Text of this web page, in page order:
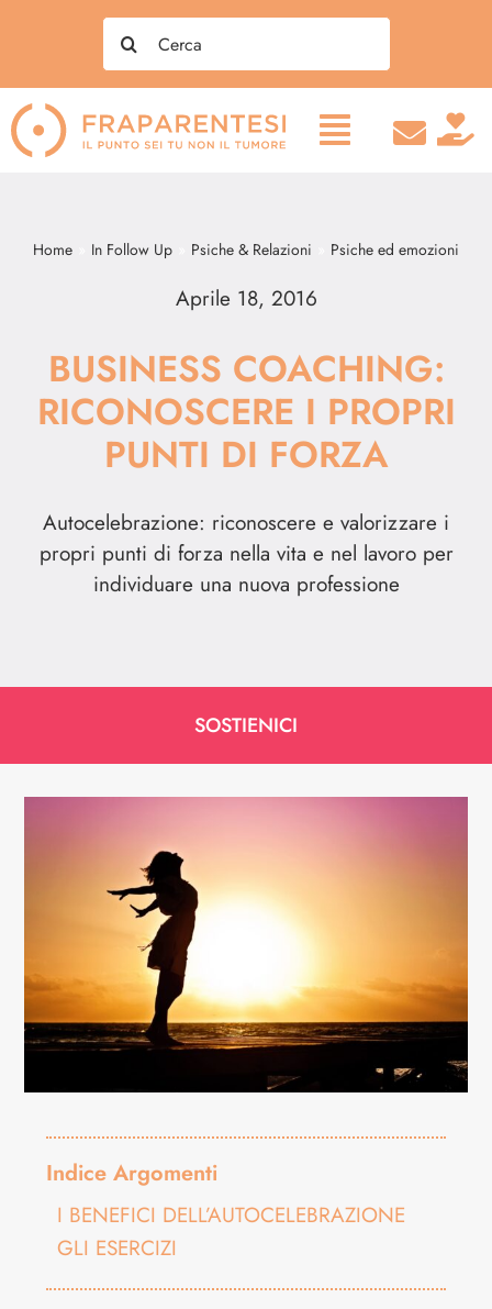
Search
for:
Home In Follow Up Psiche & Relazioni Psiche ed emozioni
Aprile 18, 2016
BUSINESS COACHING:
RICONOSCERE I PROPRI
PUNTI DI FORZA
Autocelebrazione: riconoscere e valorizzare i
propri punti di forza nella vita e nel lavoro per
individuare una nuova professione
SOSTIENICI
Indice Argomenti
I BENEFICI DELL’AUTOCELEBRAZIONE
GLI ESERCIZI